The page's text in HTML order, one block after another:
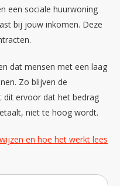
een sociale huurwoning
bij jouw inkomen. Deze
dat mensen met een laag
Zo blijven de
dit ervoor dat het bedrag
niet te hoog wordt.
en hoe het werkt lees